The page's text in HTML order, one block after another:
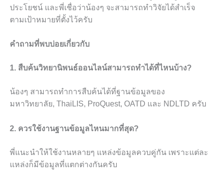
ประโยชน์ และพี่เชื่อว่าน้องๆ จะสามารถทำวิจัยได้สำเร็จ
ตามเป้าหมายที่ตั้งไว้ครับ
คำถามที่พบบ่อยเกี่ยวกับ
1. สืบค้นวิทยานิพนธ์ออนไลน์สามารถทำได้ที่ไหนบ้าง?
น้องๆ สามารถทำการสืบค้นได้ที่ฐานข้อมูลของ
มหาวิทยาลัย, ThaiLIS, ProQuest, OATD และ NDLTD ครับ
2. ควรใช้งานฐานข้อมูลไหนมากที่สุด?
พี่แนะนำให้ใช้งานหลายๆ แหล่งข้อมูลควบคู่กัน เพราะแต่ละ
แหล่งก็มีข้อมูลที่แตกต่างกันครับ